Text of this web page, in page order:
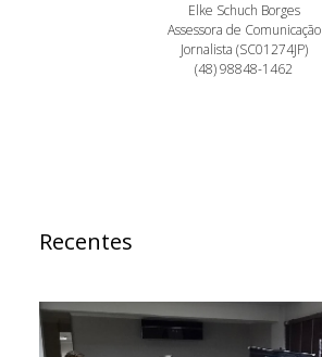
Elke Schuch Borges
Assessora de Comunicação
Jornalista (SC01274JP)
(48) 98848-1462
Recentes